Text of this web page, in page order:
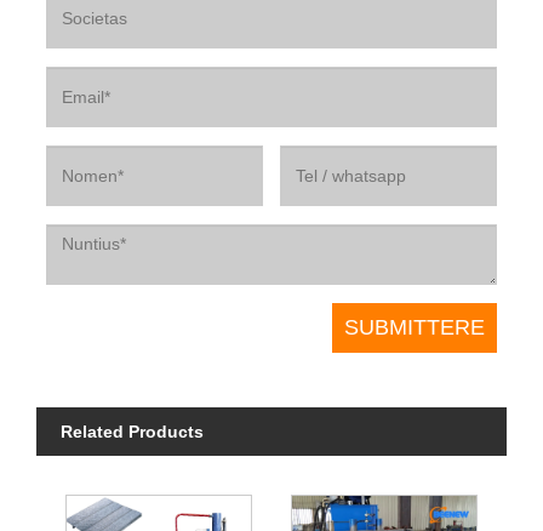
Related Products